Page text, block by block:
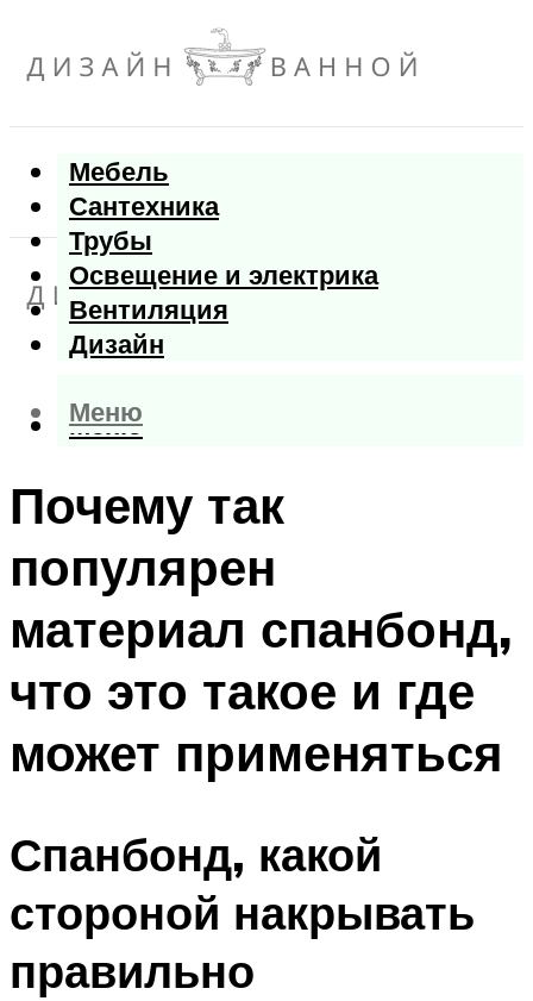
Мебель
Сантехника
Трубы
Освещение и электрика
Вентиляция
Дизайн
Меню
Меню
Почему так
популярен
материал спанбонд,
что это такое и где
может применяться
Спанбонд, какой
стороной накрывать
правильно